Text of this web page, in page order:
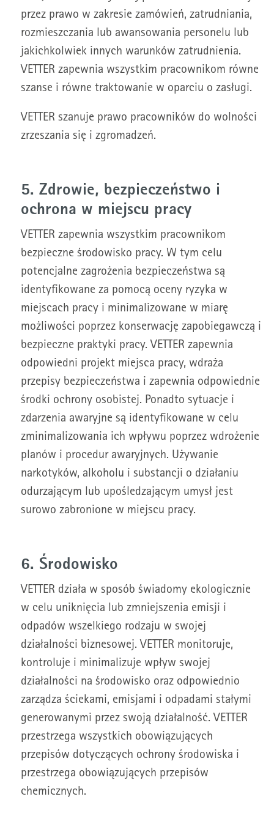
przez prawo w zakresie zamówień, zatrudniania,
rozmieszczania lub awansowania personelu lub
jakichkolwiek innych warunków zatrudnienia.
VETTER zapewnia wszystkim pracownikom równe
szanse i równe traktowanie w oparciu o zasługi.
VETTER szanuje prawo pracowników do wolności
zrzeszania się i zgromadzeń.
5. Zdrowie, bezpieczeństwo i
ochrona w miejscu pracy
VETTER zapewnia wszystkim pracownikom
bezpieczne środowisko pracy. W tym celu
potencjalne zagrożenia bezpieczeństwa są
identyfikowane za pomocą oceny ryzyka w
miejscach pracy i minimalizowane w miarę
możliwości poprzez konserwację zapobiegawczą i
bezpieczne praktyki pracy. VETTER zapewnia
odpowiedni projekt miejsca pracy, wdraża
przepisy bezpieczeństwa i zapewnia odpowiednie
środki ochrony osobistej. Ponadto sytuacje i
zdarzenia awaryjne są identyfikowane w celu
zminimalizowania ich wpływu poprzez wdrożenie
planów i procedur awaryjnych. Używanie
narkotyków, alkoholu i substancji o działaniu
odurzającym lub upośledzającym umysł jest
surowo zabronione w miejscu pracy.
6. Środowisko
VETTER działa w sposób świadomy ekologicznie
w celu uniknięcia lub zmniejszenia emisji i
odpadów wszelkiego rodzaju w swojej
działalności biznesowej. VETTER monitoruje,
kontroluje i minimalizuje wpływ swojej
działalności na środowisko oraz odpowiednio
zarządza ściekami, emisjami i odpadami stałymi
generowanymi przez swoją działalność. VETTER
przestrzega wszystkich obowiązujących
przepisów dotyczących ochrony środowiska i
przestrzega obowiązujących przepisów
chemicznych.